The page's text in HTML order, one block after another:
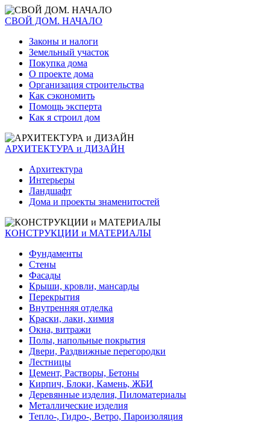
СВОЙ ДОМ. НАЧАЛО
Законы и налоги
Земельный участок
Покупка дома
О проекте дома
Организация строительства
Как сэкономить
Помощь эксперта
Как я строил дом
АРХИТЕКТУРА и ДИЗАЙН
Архитектура
Интерьеры
Ландшафт
Дома и проекты знаменитостей
КОНСТРУКЦИИ и МАТЕРИАЛЫ
Фундаменты
Стены
Фасады
Крыши, кровли, мансарды
Перекрытия
Внутренняя отделка
Краски, лаки, химия
Окна, витражи
Полы, напольные покрытия
Двери, Раздвижные перегородки
Лестницы
Цемент, Растворы, Бетоны
Кирпич, Блоки, Камень, ЖБИ
Деревянные изделия, Пиломатериалы
Металлические изделия
Тепло-, Гидро-, Ветро, Пароизоляция